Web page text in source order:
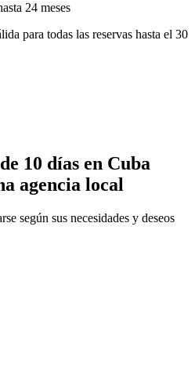
24 meses
para todas las reservas hasta el 30
10 días en Cuba
agencia local
según sus necesidades y deseos